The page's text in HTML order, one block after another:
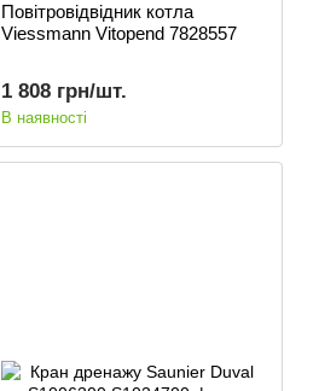
Повітровідвідник котла
Viessmann Vitopend 7828557
1 808 грн/шт.
В наявності